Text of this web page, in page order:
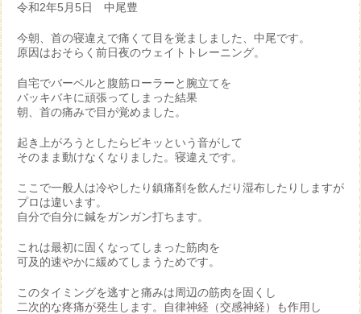
令和2年5月5日 中尾豊
今朝、首の寝違えで痛くて目を覚ましました、中尾です。
原因はおそらく前日夜のウェイトトレーニング。
自宅でバーベルと腹筋ローラーと腕立てを
バッキバキに頑張ってしまった結果
朝、首の痛みで目が覚めました。
起き上がろうとしたらビキッという音がして
そのまま動けなくなりました。寝違えです。
ここで一般人は冷やしたり鎮痛剤を飲んだり湿布したりしますが
プロは違います。
自分で自分に鍼をガンガン打ちます。
これは最初に固くなってしまった筋肉を
可及的速やかに緩めてしまうためです。
このタイミングを逃すと痛みは周辺の筋肉を固くし
二次的な疼痛が発生します。自律神経（交感神経）も作用し